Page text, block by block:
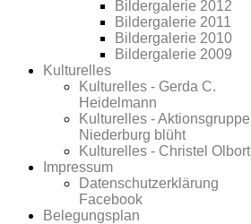
Bildergalerie 2012
Bildergalerie 2011
Bildergalerie 2010
Bildergalerie 2009
Kulturelles
Kulturelles - Gerda C.
Heidelmann
Kulturelles - Aktionsgruppe
Niederburg blüht
Kulturelles - Christel Olbort
Impressum
Datenschutzerklärung
Facebook
Belegungsplan